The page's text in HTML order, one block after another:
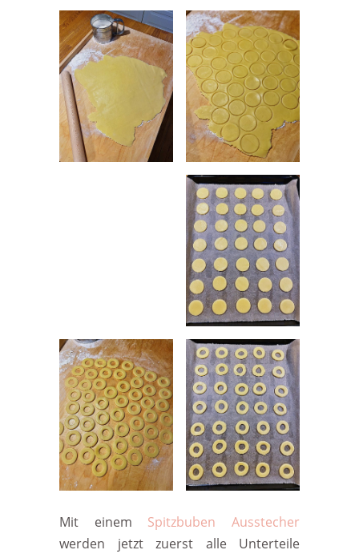
Mit einem Spitzbuben Ausstecher
werden jetzt zuerst alle Unterteile